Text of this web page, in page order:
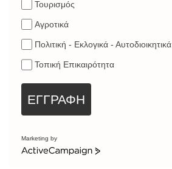
Τουρισμός
Αγροτικά
Πολιτική - Εκλογικά - Αυτοδιοικητικά
Τοπική Επικαιρότητα
ΕΓΓΡΑΦΗ
Marketing by